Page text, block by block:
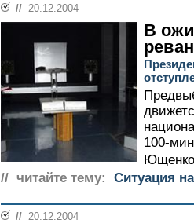
// 20.12.2004
В
100-
Ющенко
// читайте тему:
Ситуация
// 20.12.2004